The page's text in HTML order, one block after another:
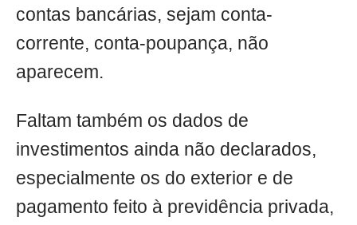
contas bancárias, sejam conta-
corrente, conta-poupança, não
aparecem.
Faltam também os dados de
investimentos ainda não declarados,
especialmente os do exterior e de
pagamento feito à previdência privada,